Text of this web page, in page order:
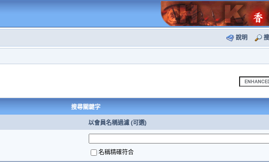
說明
搜尋關鍵字
以會員名稱過濾 (可選)
名稱精確符合